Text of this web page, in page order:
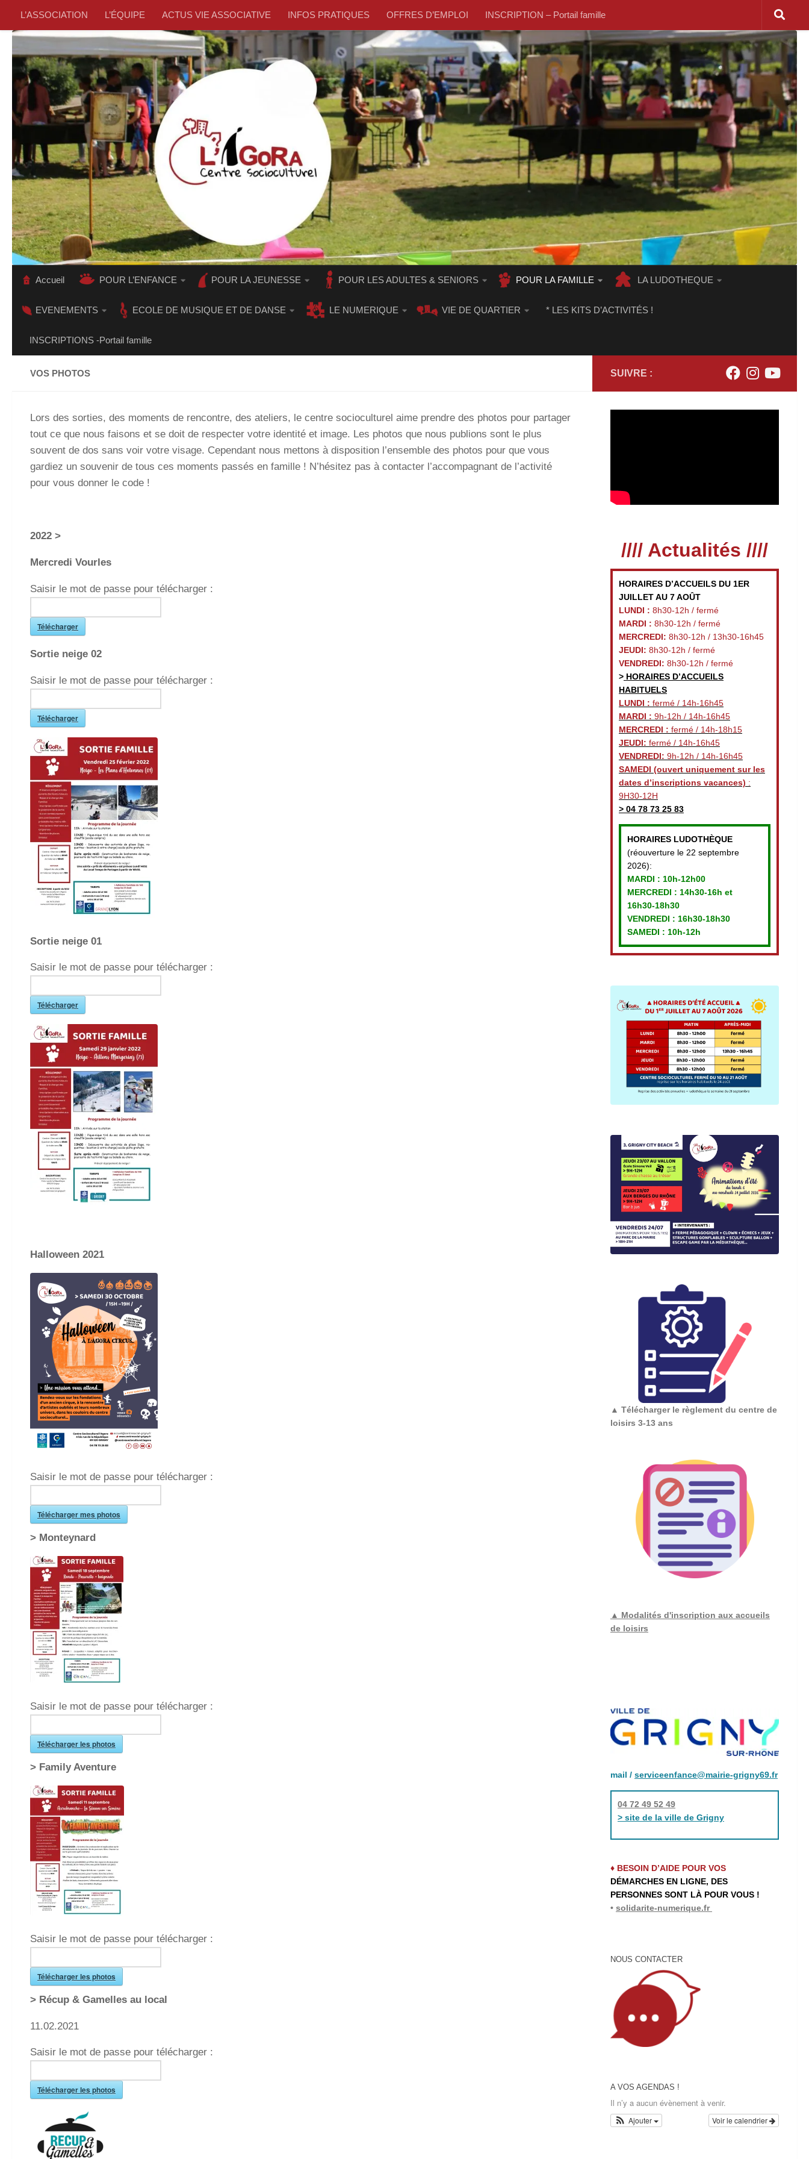
Skip to content
L’ASSOCIATION L’ÉQUIPE ACTUS VIE ASSOCIATIVE INFOS PRATIQUES OFFRES D’EMPLOI INSCRIPTION – Portail famille
Accueil POUR L’ENFANCE POUR LA JEUNESSE POUR LES ADULTES & SENIORS POUR LA FAMILLE LA LUDOTHEQUE
EVENEMENTS ECOLE DE MUSIQUE ET DE DANSE LE NUMERIQUE VIE DE QUARTIER * LES KITS D’ACTIVITÉS !
INSCRIPTIONS -Portail famille
VOS PHOTOS
Lors des sorties, des moments de rencontre, des ateliers, le centre socioculturel aime prendre des photos pour partager
tout ce que nous faisons et se doit de respecter votre identité et image. Les photos que nous publions sont le plus
souvent de dos sans voir votre visage. Cependant nous mettons à disposition l’ensemble des photos pour que vous
gardiez un souvenir de tous ces moments passés en famille ! N’hésitez pas à contacter l’accompagnant de l’activité
pour vous donner le code !
2022 >
Mercredi Vourles
Saisir le mot de passe pour télécharger :
Télécharger
Sortie neige 02
Saisir le mot de passe pour télécharger :
Télécharger
Sortie neige 01
Saisir le mot de passe pour télécharger :
Télécharger
Halloween 2021
Saisir le mot de passe pour télécharger :
Télécharger mes photos
> Monteynard
Saisir le mot de passe pour télécharger :
Télécharger les photos
> Family Aventure
Saisir le mot de passe pour télécharger :
Télécharger les photos
> Récup & Gamelles au local
11.02.2021
Saisir le mot de passe pour télécharger :
Télécharger les photos
SUIVRE :
//// Actualités ////
HORAIRES D’ACCUEILS DU 1ER
JUILLET AU 7 AOÛT
LUNDI : 8h30-12h / fermé
MARDI : 8h30-12h / fermé
MERCREDI: 8h30-12h / 13h30-16h45
JEUDI: 8h30-12h / fermé
VENDREDI: 8h30-12h / fermé
> HORAIRES D’ACCUEILS
HABITUELS
LUNDI : fermé / 14h-16h45
MARDI : 9h-12h / 14h-16h45
MERCREDI : fermé / 14h-18h15
JEUDI: fermé / 14h-16h45
VENDREDI: 9h-12h / 14h-16h45
SAMEDI (ouvert uniquement sur les
dates d’inscriptions vacances) :
9H30-12H
> 04 78 73 25 83
HORAIRES LUDOTHÈQUE
(réouverture le 22 septembre
2026):
MARDI : 10h-12h00
MERCREDI : 14h30-16h et
16h30-18h30
VENDREDI : 16h30-18h30
SAMEDI : 10h-12h
▲ Télécharger le règlement du centre de
loisirs 3-13 ans
▲ Modalités d'inscription aux accueils
de loisirs
mail / serviceenfance@mairie-grigny69.fr
04 72 49 52 49
> site de la ville de Grigny
♦ BESOIN D’AIDE POUR VOS
DÉMARCHES EN LIGNE, DES
PERSONNES SONT LÀ POUR VOUS !
• solidarite-numerique.fr
NOUS CONTACTER
A VOS AGENDAS !
Il n’y a aucun évènement à venir.
Voir le calendrier
Ajouter